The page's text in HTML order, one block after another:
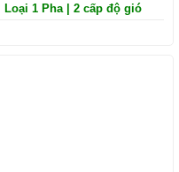
Loại 1 Pha | 2 cấp độ gió